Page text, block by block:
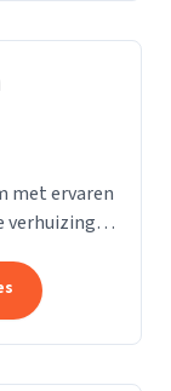
met ervaren
verhuizing,